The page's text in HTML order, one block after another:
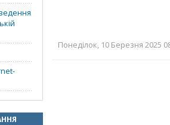
Понеділок, 10 Березня 2025